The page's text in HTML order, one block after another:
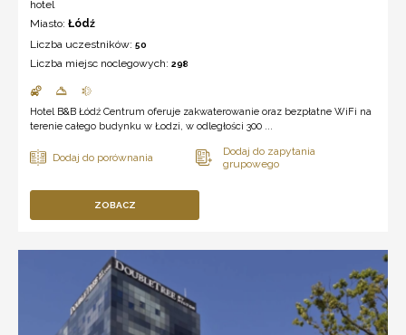
hotel
Miasto: Łódź
Liczba uczestników: 50
Liczba miejsc noclegowych: 298
Hotel B&B Łódź Centrum oferuje zakwaterowanie oraz bezpłatne WiFi na
terenie całego budynku w Łodzi, w odległości 300 ...
ZOBACZ